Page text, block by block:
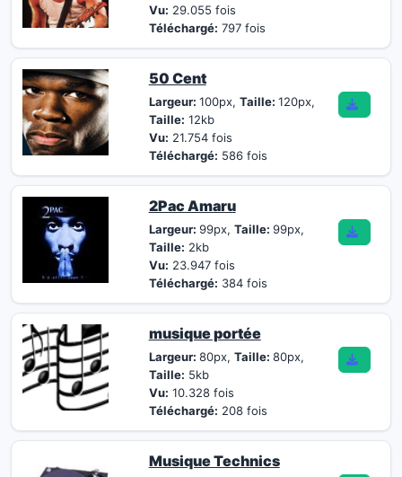
Vu: 29.055 fois
Téléchargé: 797 fois
50 Cent
Largeur: 100px, Taille: 120px,
Taille: 12kb
Vu: 21.754 fois
Téléchargé: 586 fois
2Pac Amaru
Largeur: 99px, Taille: 99px,
Taille: 2kb
Vu: 23.947 fois
Téléchargé: 384 fois
musique portée
Largeur: 80px, Taille: 80px,
Taille: 5kb
Vu: 10.328 fois
Téléchargé: 208 fois
Musique Technics